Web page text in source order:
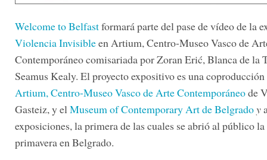
Welcome to Belfastformará parte del pase de vídeo de la
Violencia Invisibleen Artium, Centro-Museo Vasco de
Contemporáneo comisariada por Zoran Erić, Blanca de la
Seamus Kealy. El proyecto expositivo es una
Artium, Centro-Museo Vasco de Arte Contemporáneode
Gasteiz, y elMuseum of Contemporary Art de Belgradoy
exposiciones, la primera de las cuales se abrió al público la
primavera en Belgrado.